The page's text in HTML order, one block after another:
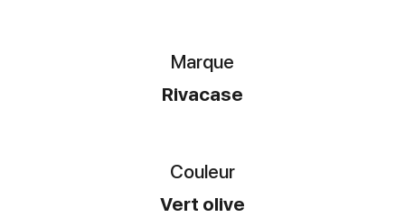
Marque
Rivacase
Couleur
Vert olive